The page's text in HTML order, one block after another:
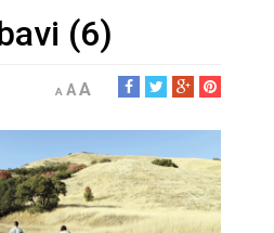
(6)
A AA